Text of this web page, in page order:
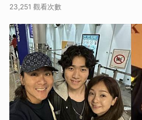
23,251 觀看次數